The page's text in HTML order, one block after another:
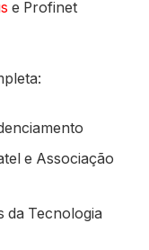
e Profinet
e Associação
da Tecnologia